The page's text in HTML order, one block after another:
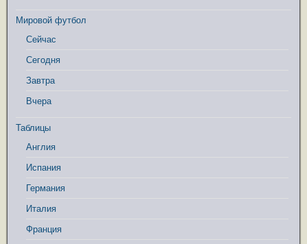
Мировой футбол
Сейчас
Сегодня
Завтра
Вчера
Таблицы
Англия
Испания
Германия
Италия
Франция